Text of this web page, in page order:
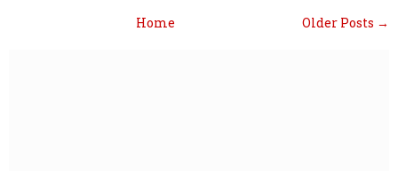
Older Posts →
Home